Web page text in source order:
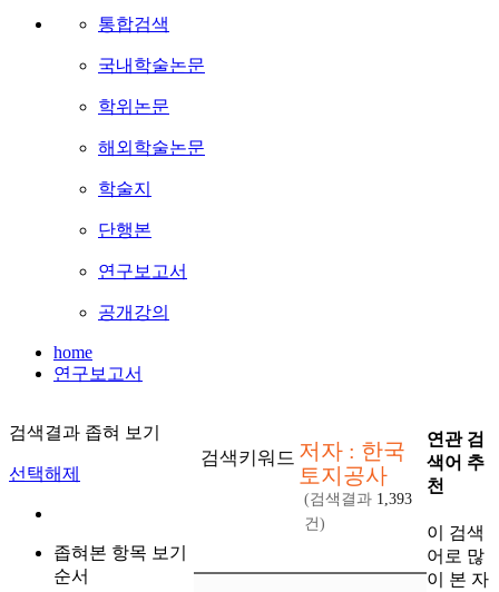
통합검색
국내학술논문
학위논문
해외학술논문
학술지
단행본
연구보고서
공개강의
home
연구보고서
검색결과 좁혀 보기
선택해제
좁혀본 항목 보기
순서
검색키워드 저자 : 한국
토지공사
(검색결과 1,393
건)
연관 검
색어 추
천
이 검색
어로 많
이 본 자